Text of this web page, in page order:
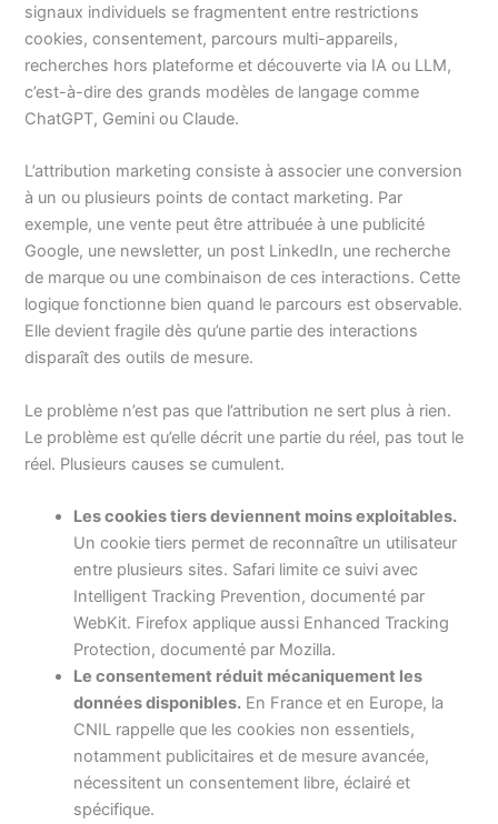
signaux individuels se fragmentent entre restrictions
cookies, consentement, parcours multi-appareils,
recherches hors plateforme et découverte via IA ou LLM,
c’est-à-dire des grands modèles de langage comme
ChatGPT, Gemini ou Claude.
L’attribution marketing consiste à associer une conversion
à un ou plusieurs points de contact marketing. Par
exemple, une vente peut être attribuée à une publicité
Google, une newsletter, un post LinkedIn, une recherche
de marque ou une combinaison de ces interactions. Cette
logique fonctionne bien quand le parcours est observable.
Elle devient fragile dès qu’une partie des interactions
disparaît des outils de mesure.
Le problème n’est pas que l’attribution ne sert plus à rien.
Le problème est qu’elle décrit une partie du réel, pas tout le
réel. Plusieurs causes se cumulent.
Les cookies tiers deviennent moins exploitables.
Un cookie tiers permet de reconnaître un utilisateur
entre plusieurs sites. Safari limite ce suivi avec
Intelligent Tracking Prevention, documenté par
WebKit. Firefox applique aussi Enhanced Tracking
Protection, documenté par Mozilla.
Le consentement réduit mécaniquement les
données disponibles. En France et en Europe, la
CNIL rappelle que les cookies non essentiels,
notamment publicitaires et de mesure avancée,
nécessitent un consentement libre, éclairé et
spécifique.